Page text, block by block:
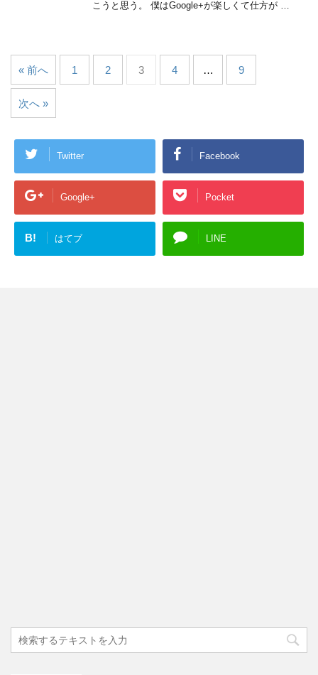
こうと思う。 僕はGoogle+が楽しくて仕方が …
« 前へ 1 2 3 4 … 9
次へ »
Twitter Facebook
Google+ Pocket
B! はてブ LINE